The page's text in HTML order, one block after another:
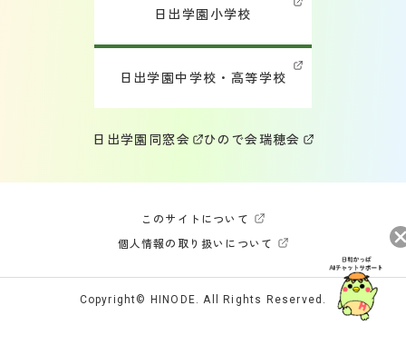
日出学園小学校
日出学園中学校・高等学校
日出学園同窓会 ひので会瑞穂会
このサイトについて
個人情報の取り扱いについて
Copyright© HINODE. All Rights Reserved.